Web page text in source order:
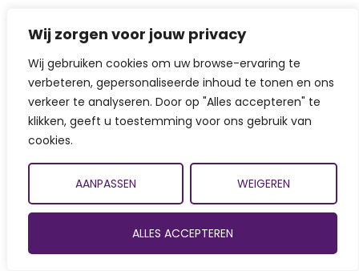
Wij zorgen voor jouw privacy
Wij gebruiken cookies om uw browse-ervaring te
verbeteren, gepersonaliseerde inhoud te tonen en ons
verkeer te analyseren. Door op "Alles accepteren" te
klikken, geeft u toestemming voor ons gebruik van
cookies.
AANPASSEN WEIGEREN
ALLES ACCEPTEREN